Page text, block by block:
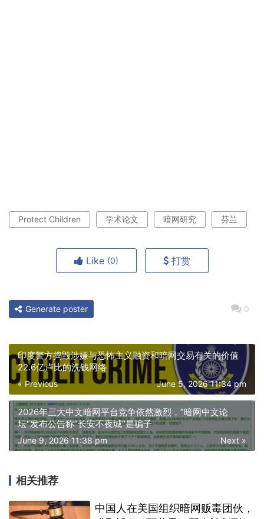
Protect Children 学术论文 暗网研究 芬兰
Like (0) 打赏
0
Generate poster
印度警方捣毁涉嫌与恐怖主义融资和暗网交易有关的价值
22.6亿卢比的洗钱网络
« Previous June 5, 2026 11:34 pm
2026年三大中文暗网平台竞争依然激烈，”暗网中文论
坛“发布公告称”长安不夜城“是骗子
Next »
June 9, 2026 11:38 pm
相关推荐
中国人在美国组织暗网贩毒团伙，